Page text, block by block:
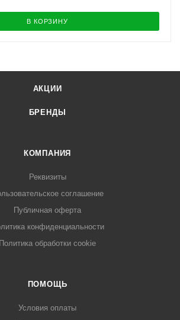
В КОРЗИНУ
АКЦИИ
БРЕНДЫ
КОМПАНИЯ
Реквизиты
соглашение
Публичная оферта
конфиденциальности
Политика обработки cookie
ПОМОЩЬ
Условия оплаты